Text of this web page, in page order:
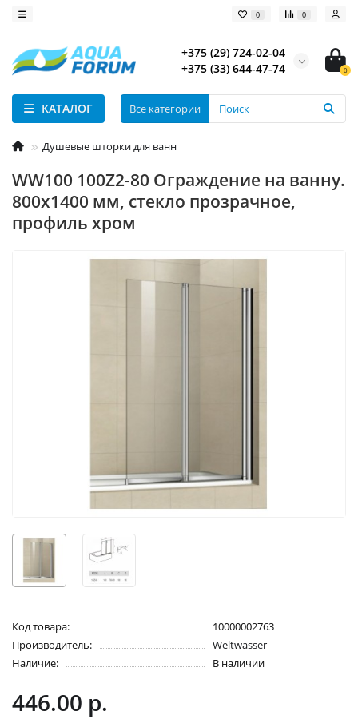
0 0
+375 (29) 724-02-04
+375 (33) 644-47-74
0
КАТАЛОГ Все категории
Душевые шторки для ванн
WW100 100Z2-80 Ограждение на ванну.
800х1400 мм, стекло прозрачное,
профиль хром
Код товара:
10000002763
Производитель:
Weltwasser
Наличие:
В наличии
446.00 р.